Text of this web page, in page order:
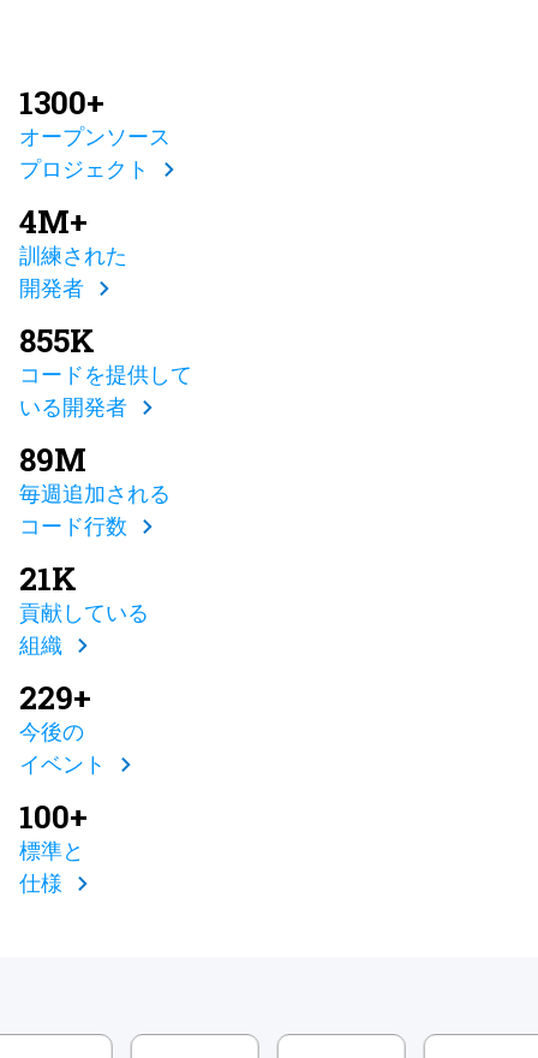
1300+
オープンソース
プロジェクト
4M+
訓練された
開発者
855K
コードを提供して
いる開発者
89M
毎週追加される
コード行数
21K
貢献している
組織
229+
今後の
イベント
100+
標準と
仕様